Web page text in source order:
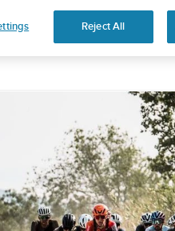
無料 Reject All